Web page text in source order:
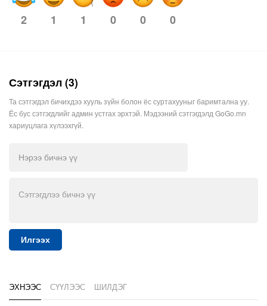
2 1 1 0 0 0
Сэтгэгдэл (3)
Та сэтгэгдэл бичихдээ хууль зүйн болон ёс суртахууныг баримтална уу.
Ёс бус сэтгэгдлийг админ устгах эрхтэй. Мэдээний сэтгэгдэлд GoGo.mn
хариуцлага хүлээхгүй.
Илгээх
ЭХНЭЭС СҮҮЛЭЭС ШИЛДЭГ